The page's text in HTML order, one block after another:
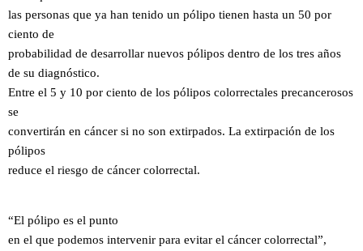
las personas que ya han tenido un pólipo tienen hasta un 50 por
ciento de
probabilidad de desarrollar nuevos pólipos dentro de los tres años
de su diagnóstico.
Entre el 5 y 10 por ciento de los pólipos colorrectales precancerosos
se
convertirán en cáncer si no son extirpados. La extirpación de los
pólipos
reduce el riesgo de cáncer colorrectal.
“El pólipo es el punto
en el que podemos intervenir para evitar el cáncer colorrectal”,